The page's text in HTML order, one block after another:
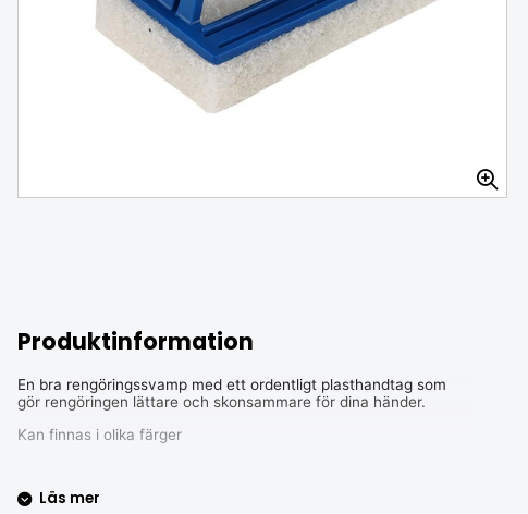
Starbrite Aluminium Cleaner 1,9liter
Produktinformation
En bra rengöringssvamp med ett ordentligt plasthandtag som
gör rengöringen lättare och skonsammare för dina händer.
Kan finnas i olika färger
Läs mer